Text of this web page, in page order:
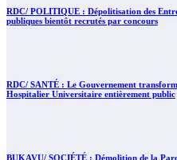
RDC/ POLITIQUE : Dépolitisation des
publiques bientôt recrutés par concours
RDC/ SANTÉ : Le Gouvernement
Hospitalier Universitaire entièrement public
BUKAVU/ SOCIÉTÉ : Démolition de la